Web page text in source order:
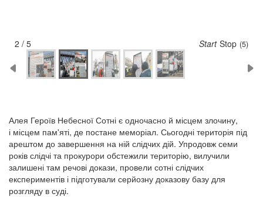
2 / 5 Start Stop (5)
Алея Героїв Небесної Сотні є одночасно й місцем злочину,
і місцем пам'яті, де постане меморіал. Сьогодні територія під
арештом до завершення на ній слідчих дій. Упродовж семи
років слідчі та прокурори обстежили територію, вилучили
залишені там речові докази, провели сотні слідчих
експериментів і підготували серйозну доказову базу для
розгляду в суді.